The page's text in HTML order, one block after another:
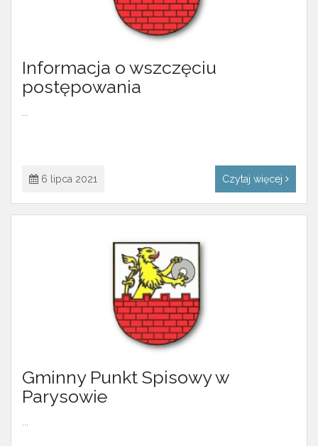
Informacja o wszczęciu
postępowania
...
6 lipca 2021 Czytaj więcej
Gminny Punkt Spisowy w
Parysowie